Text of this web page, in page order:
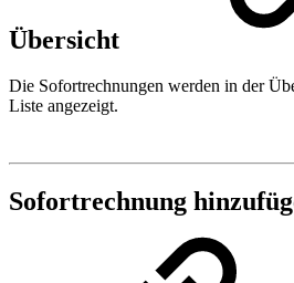
Übersicht
Die Sofortrechnungen werden in der
Liste angezeigt.
Sofortrechnung